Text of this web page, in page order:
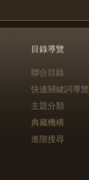
目錄導覽
聯合目錄
快速關鍵詞導覽
主題分類
典藏機構
進階搜尋